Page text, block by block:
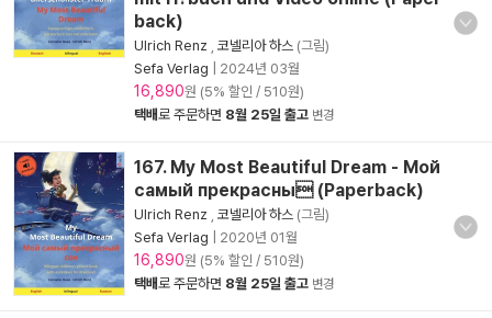
back)
Ulrich Renz 코넬리아 하스 (그림)
Sefa Verlag
2024년 03월
16,890원 (5% 할인 / 510원)
택배로 주문하면 8월 25일 출고 변경
167. My Most Beautiful Dream - Мой
самый прекрасны (Paperback)
Ulrich Renz 코넬리아 하스 (그림)
Sefa Verlag
2020년 01월
16,890원 (5% 할인 / 510원)
택배로 주문하면 8월 25일 출고 변경